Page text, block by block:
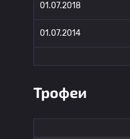
01.07.2018
01.07.2014
Трофеи